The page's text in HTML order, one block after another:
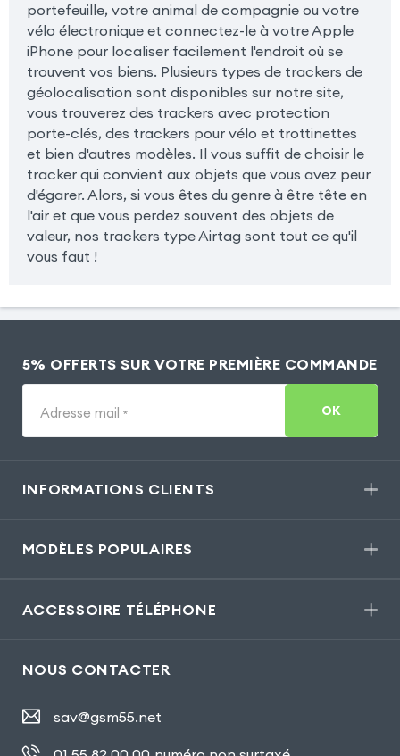
portefeuille, votre animal de compagnie ou votre
vélo électronique et connectez-le à votre Apple
iPhone pour localiser facilement l'endroit où se
trouvent vos biens. Plusieurs types de trackers de
géolocalisation sont disponibles sur notre site,
vous trouverez des trackers avec protection
porte-clés, des trackers pour vélo et trottinettes
et bien d'autres modèles. Il vous suffit de choisir le
tracker qui convient aux objets que vous avez peur
d'égarer. Alors, si vous êtes du genre à être tête en
l'air et que vous perdez souvent des objets de
valeur, nos trackers type Airtag sont tout ce qu'il
vous faut !
5% OFFERTS SUR VOTRE PREMIÈRE COMMANDE
Adresse mail * OK
INFORMATIONS CLIENTS
MODÈLES POPULAIRES
ACCESSOIRE TÉLÉPHONE
NOUS CONTACTER
sav@gsm55.net